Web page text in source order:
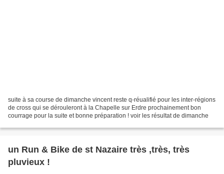
suite à sa course de dimanche vincent reste q-réualifié pour les inter-régions
de cross qui se dérouleront à la Chapelle sur Erdre prochainement bon
courrage pour la suite et bonne préparation ! voir les résultat de dimanche
un Run & Bike de st Nazaire très ,très, très
pluvieux !